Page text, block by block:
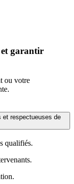
garantir
ou votre
et respectueuses de
qualifiés.